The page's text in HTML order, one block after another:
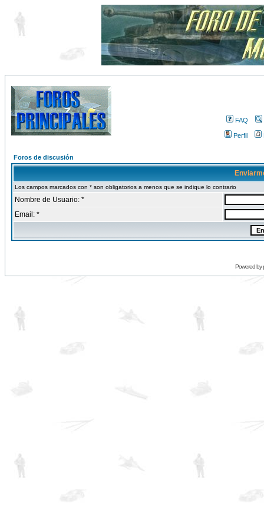
FAQ
Perfil
Foros de discusión
Los campos marcados con * son obligatorios a menos que se indique lo contrario
Nombre de Usuario: *
Email: *
Powered by